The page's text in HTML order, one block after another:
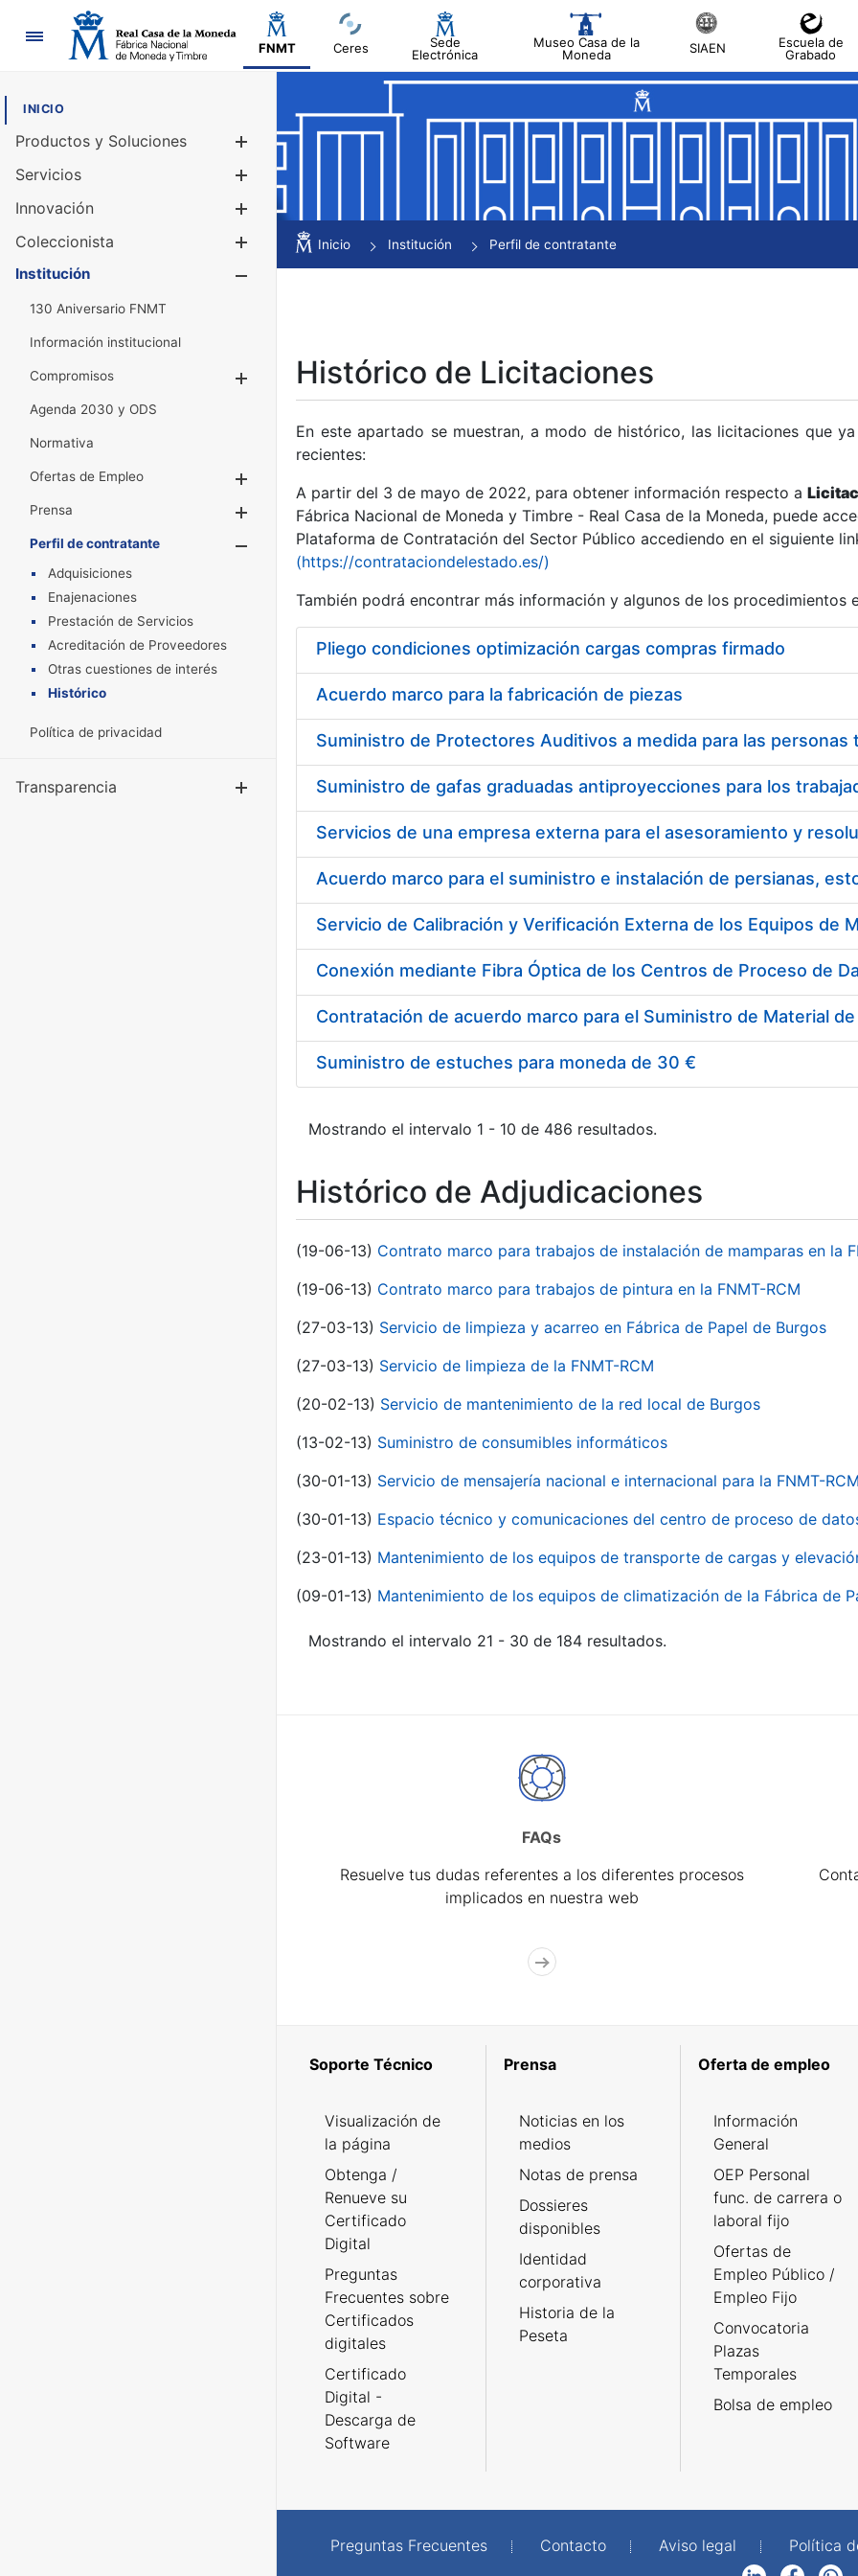
Navegación
FNMT Ceres
Sede
Electrónica
Museo Casa de la
Moneda
SIAEN
Escuela de
Grabado
INICIO
Productos y Soluciones
Mostrar/Ocultar
Servicios
Innovación
Coleccionista
Mostrar/Ocultar
Institución
130 Aniversario FNMT
Información institucional
Compromisos
Mostrar/Ocultar
Agenda 2030 y ODS
Normativa
Ofertas de Empleo
Prensa
Mostrar/Ocultar
Perfil de contratante
Mostrar/Ocultar
Adquisiciones
Enajenaciones
Prestación de Servicios
Acreditación de Proveedores
Otras cuestiones de interés
Histórico
Política de privacidad
Transparencia Mostrar/Ocultar
Inicio Institución Perfil de contratante
Histórico de Licitaciones
En este apartado se muestran, a modo de histórico, las licitaciones que
recientes:
A partir del 3 de mayo de 2022, para obtener información respecto a
Fábrica Nacional de Moneda y Timbre - Real Casa de la Moneda, puede
Plataforma de Contratación del Sector Público accediendo en el siguiente
(https://contrataciondelestado.es/)
También podrá encontrar más información y algunos de los procedimientos
Pliego condiciones optimización cargas compras firmado
Acuerdo marco para la fabricación de piezas
Acuerdo marco para el suministro e instalación de persianas,
Suministro de estuches para moneda de 30 €
Mostrando el intervalo 1 - 10 de 486 resultados.
Histórico de Adjudicaciones
(19-06-13) Contrato marco para trabajos de instalación de mamparas en la
(19-06-13) Contrato marco para trabajos de pintura en la FNMT-RCM
(27-03-13) Servicio de limpieza y acarreo en Fábrica de Papel de Burgos
(27-03-13) Servicio de limpieza de la FNMT-RCM
(20-02-13) Servicio de mantenimiento de la red local de Burgos
(13-02-13) Suministro de consumibles informáticos
(30-01-13) Servicio de mensajería nacional e internacional para la FNMT-
(30-01-13) Espacio técnico y comunicaciones del centro de proceso de
(23-01-13) Mantenimiento de los equipos de transporte de cargas y
(09-01-13) Mantenimiento de los equipos de climatización de la Fábrica de
Mostrando el intervalo 21 - 30 de 184 resultados.
FAQs
Resuelve tus dudas referentes a los diferentes procesos
implicados en nuestra web
Soporte Técnico
Visualización de
la página
Obtenga /
Renueve su
Certificado
Digital
Preguntas
Frecuentes sobre
Certificados
digitales
Certificado
Digital -
Descarga de
Software
Prensa
Noticias en los
medios
Notas de prensa
Dossieres
disponibles
Identidad
corporativa
Historia de la
Peseta
Oferta de empleo
Información
General
OEP Personal
func. de carrera o
laboral fijo
Ofertas de
Empleo Público /
Empleo Fijo
Convocatoria
Plazas
Temporales
Bolsa de empleo
Preguntas Frecuentes Contacto Aviso legal Política